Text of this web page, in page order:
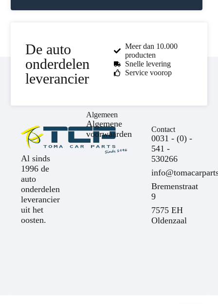
De auto
onderdelen
leverancier
Meer dan 10.000
producten
Snelle levering
Service voorop
Al sinds
1996 de
auto
onderdelen
leverancier
uit het
oosten.
Algemeen
Algemene
voorwaarden
Contact
0031 - (0) -
541 -
530266
Bremenstraat
9
7575 EH
Oldenzaal